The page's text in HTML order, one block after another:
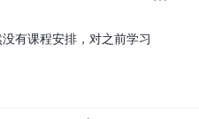
有课程安排，对之前学习